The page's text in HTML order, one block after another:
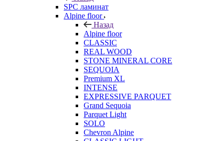
SPC ламинат
Alpine floor
Назад
Alpine floor
CLASSIC
REAL WOOD
STONE MINERAL CORE
SEQUOIA
Premium XL
INTENSE
EXPRESSIVE PARQUET
Grand Sequoia
Parquet Light
SOLO
Chevron Alpine